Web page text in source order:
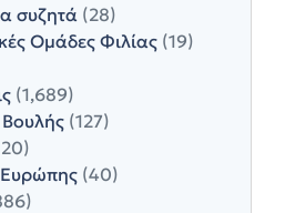
συζητά (28)
Ομάδες Φιλίας (19)
(1,689)
(127)
Ευρώπης (40)